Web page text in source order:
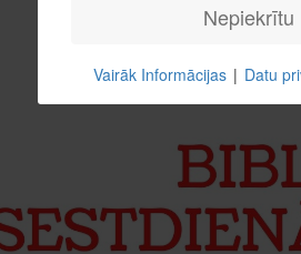
Nepiekrītu
Vairāk Informācijas | Datu